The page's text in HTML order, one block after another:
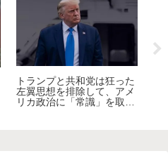
トランプと共和党は狂った
左翼思想を排除して、アメ
リカ政治に「常識」を取り